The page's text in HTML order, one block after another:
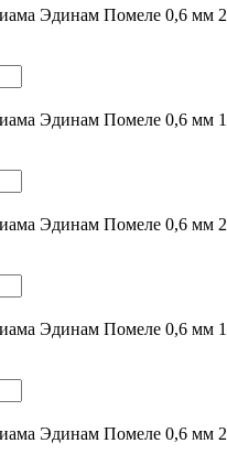
Эдинам Помеле 0,6 мм
Эдинам Помеле 0,6 мм 1
Эдинам Помеле 0,6 мм 2
Эдинам Помеле 0,6 мм 1
Эдинам Помеле 0,6 мм 2